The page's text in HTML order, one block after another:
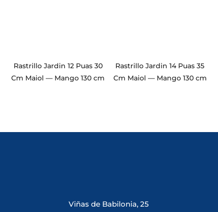
Rastrillo Jardin 12 Puas 30
Cm Maiol — Mango 130 cm
Rastrillo Jardin 14 Puas 35
Cm Maiol — Mango 130 cm
Viñas de Babilonia, 25